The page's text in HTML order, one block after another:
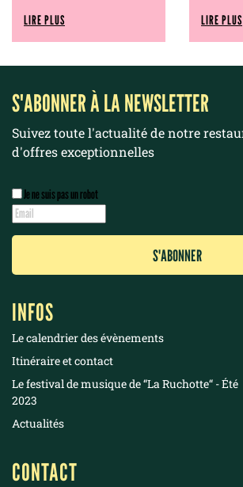
LIRE PLUS LIRE PLUS
S'ABONNER À LA NEWSLETTER
Suivez toute l'actualité de notre
d'offres exceptionnelles
Je ne suis pas un robot
INFOS
Le calendrier des évènements
Itinéraire et contact
Le festival de musique de “La Ruchotte“ - Été
2023
Actualités
CONTACT